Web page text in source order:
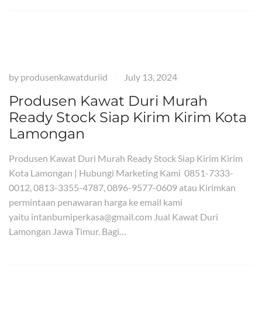
by produsenkawatduriid July 13, 2024
Produsen Kawat Duri Murah
Ready Stock Siap Kirim Kirim Kota
Lamongan
Produsen Kawat Duri Murah Ready Stock Siap Kirim Kirim
Kota Lamongan | Hubungi Marketing Kami 0851-7333-
0012, 0813-3355-4787, 0896-9577-0609 atau Kirimkan
permintaan penawaran harga ke email kami
yaitu intanbumiperkasa@gmail.com Jual Kawat Duri
Lamongan Jawa Timur. Bagi…